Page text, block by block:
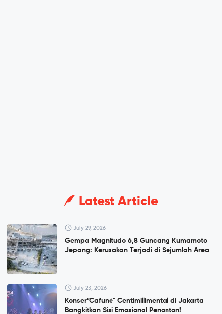
Latest Article
July 29, 2026
Gempa Magnitudo 6,8 Guncang Kumamoto
Jepang: Kerusakan Terjadi di Sejumlah Area
July 23, 2026
Konser”Cafuné" Centimillimental di Jakarta
Bangkitkan Sisi Emosional Penonton!